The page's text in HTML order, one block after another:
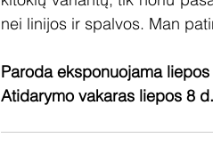
nei linijos ir spalvos. Man
Paroda eksponuojama
Atidarymo vakaras liepos 8